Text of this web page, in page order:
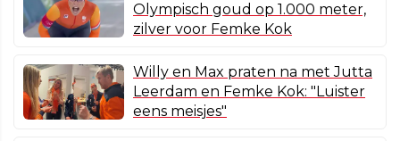
Olympisch goud op 1.000 meter,
zilver voor Femke Kok
Willy en Max praten na met Jutta
Leerdam en Femke Kok: "Luister
eens meisjes"